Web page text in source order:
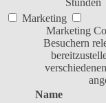
Stunden
Marketing
Marketing
Besuchern
Name